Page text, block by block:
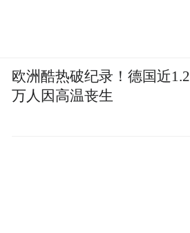
欧洲酷热破纪录！德国近1.2
万人因高温丧生